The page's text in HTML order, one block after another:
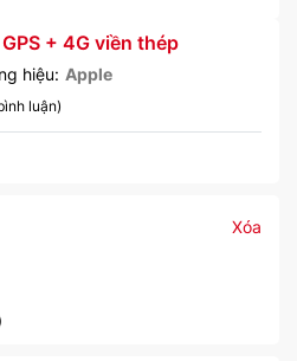
+ 4G viền thép
hiệu: Apple
luận)
Xóa